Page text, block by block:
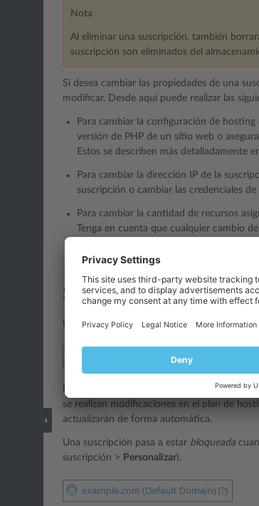
Nota
Al eliminar una suscripción, también
suscripción son eliminados del
Si desea cambiar las propiedades de una
modificar. Desde aquí puede realizar las
Para cambiar la configuración de
versión de PHP de un sitio web o
Estos se describen más detalladamente
Para cambiar la dirección IP de la
suscripción o cambiar las credenciales
Para cambiar la cantidad de recursos
Tenga en cuenta que cualquier cambio
(es
se propagarán a una suscripción
Suscripciones
Una suscripción recién creada basada en un
Esto significa que las propiedades de la
se realizan modificaciones en el plan de
actualizarán de forma automática.
Una suscripción pasa a estar bloqueada
suscripción > Personalizar).